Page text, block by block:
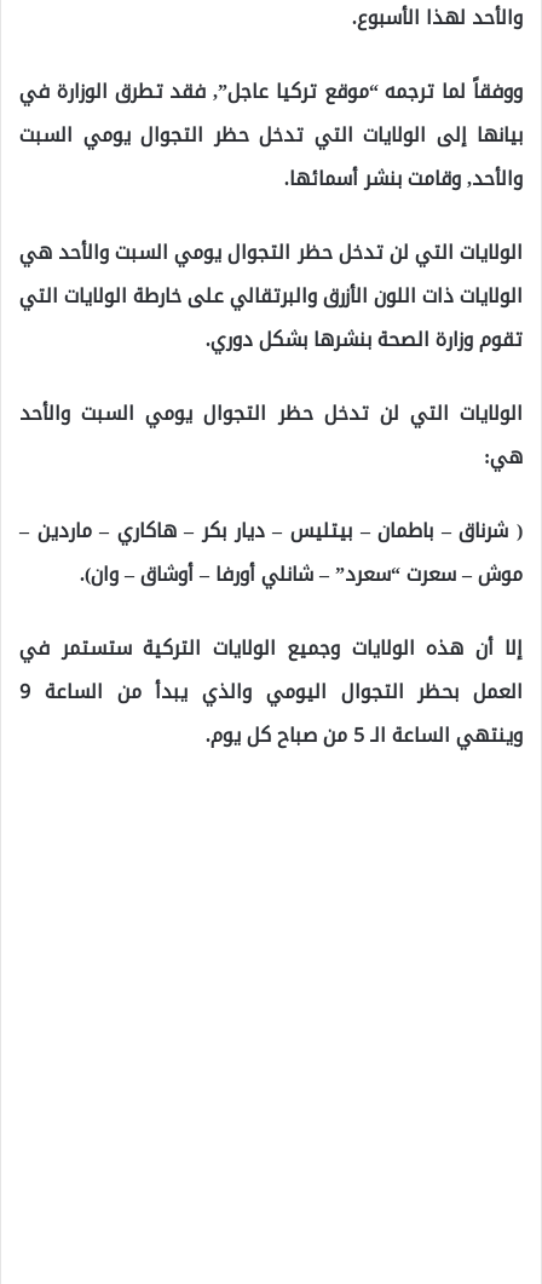
والأحد لهذا الأسبوع.
ووفقاً لما ترجمه “موقع تركيا عاجل”, فقد تطرق الوزارة في
بيانها إلى الولايات التي تدخل حظر التجوال يومي السبت
والأحد, وقامت بنشر أسمائها.
الولايات التي لن تدخل حظر التجوال يومي السبت والأحد هي
الولايات ذات اللون الأزرق والبرتقالي على خارطة الولايات التي
تقوم وزارة الصحة بنشرها بشكل دوري.
الولايات التي لن تدخل حظر التجوال يومي السبت والأحد
هي:
( شرناق – باطمان – بيتليس – ديار بكر – هاكاري – ماردين –
موش – سعرت “سعرد” – شانلي أورفا – أوشاق – وان).
إلا أن هذه الولايات وجميع الولايات التركية ستستمر في
العمل بحظر التجوال اليومي والذي يبدأ من الساعة 9
وينتهي الساعة الـ 5 من صباح كل يوم.